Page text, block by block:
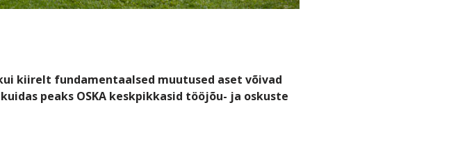
kiirelt fundamentaalsed muutused aset võivad
peaks OSKA keskpikkasid tööjõu- ja oskuste